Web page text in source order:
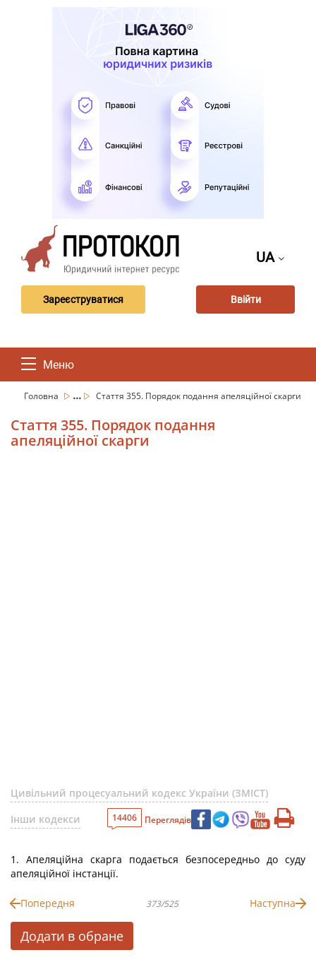
UA
Зареєструватися Ввійти
Меню
Головна ... Стаття 355. Порядок подання апеляційної скарги
Стаття 355. Порядок подання
апеляційної скарги
Цивільний процесуальний кодекс України (ЗМІСТ)
Інши кодекси
14406 Переглядів
1. Апеляційна скарга подається безпосередньо до суду
апеляційної інстанції.
Попередня 373/525 Наступна
Додати в обране